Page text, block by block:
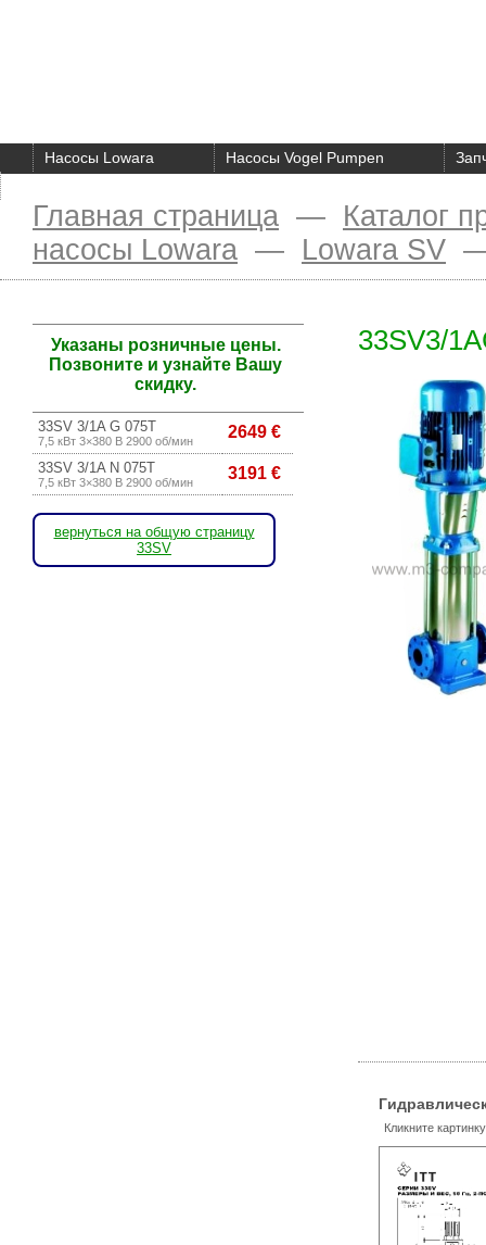
Насосы Lowara Насосы Vogel Pumpen
Главная страница — Каталог
насосы Lowara — Lowara SV
33SV3/
Кликните
Указаны розничные цены.
Позвоните и узнайте Вашу
скидку.
33SV 3/1A G 075T
7,5 кВт 3×380 В 2900 об/мин 2649 €
33SV 3/1A N 075T
7,5 кВт 3×380 В 2900 об/мин 3191 €
вернуться на общую страницу
33SV